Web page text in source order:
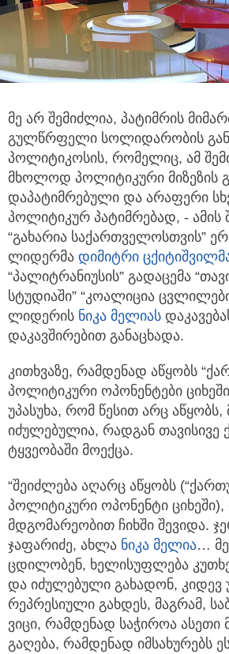
მე არ შემიძლია, პატიმრის
გულწრფელი სოლიდარობის
პოლიტიკოსის, რომელიც, ამ
მხოლოდ პოლიტიკური მიზეზის
დაპატიმრებული და არაფერი
პოლიტიკურ პატიმრებად, - ამის
“გახარია საქართველოსთვის”
ლიდერმა დიმიტრი
“პალიტრანიუსის” გადაცემა
სტუდიაში” “კოალიცია
ლიდერის ნიკა მელიას
დაკავშირებით განაცხადა.
კითხვაზე, რამდენად აწყობს
პოლიტიკური ოპონენტები
უპასუხა, რომ წესით არც აწყობს,
იძულებულია, რადგან თავისივე
ტყვეობაში მოექცა.
“შეიძლება აღარც აწყობს
პოლიტიკური ოპონენტი ციხეში),
მდგომარეობით ჩიხში შევიდა.
ჯაფარიძე, ახლა ნიკა მელია…
ცდილობენ, ხელისუფლება
და იძულებული გახადონ,
რეპრესიული გახდეს, მაგრამ,
ვიცი, რამდენად საჭიროა ასეთი
გაღება, რამდენად იმსახურებს